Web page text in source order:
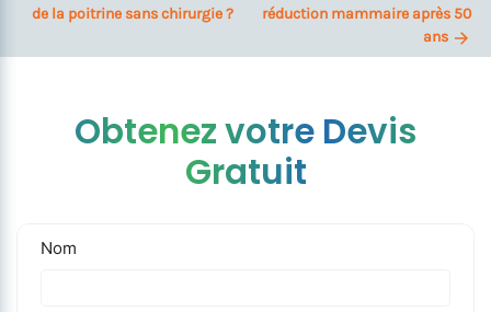
de la poitrine sans chirurgie ?
réduction mammaire après 50
ans
Obtenez votre Devis
Gratuit